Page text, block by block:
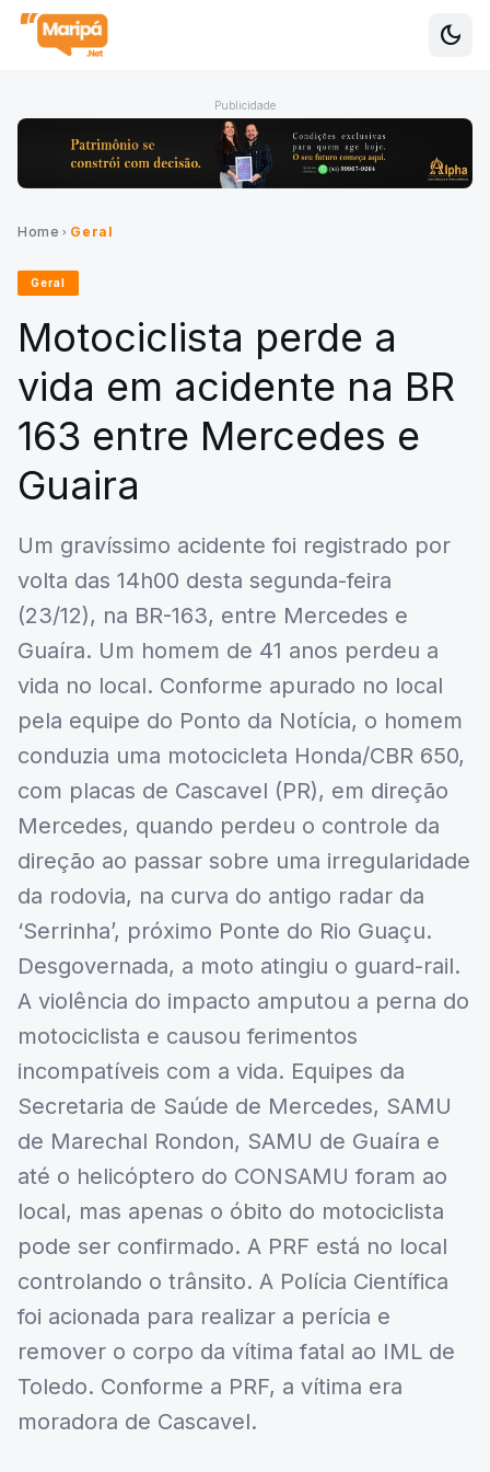
dark_mode
Publicidade
Home chevron_right Geral
Geral
Motociclista perde a
vida em acidente na BR
163 entre Mercedes e
Guaira
Um gravíssimo acidente foi registrado por
volta das 14h00 desta segunda-feira
(23/12), na BR-163, entre Mercedes e
Guaíra. Um homem de 41 anos perdeu a
vida no local. Conforme apurado no local
pela equipe do Ponto da Notícia, o homem
conduzia uma motocicleta Honda/CBR 650,
com placas de Cascavel (PR), em direção
Mercedes, quando perdeu o controle da
direção ao passar sobre uma irregularidade
da rodovia, na curva do antigo radar da
‘Serrinha’, próximo Ponte do Rio Guaçu.
Desgovernada, a moto atingiu o guard-rail.
A violência do impacto amputou a perna do
motociclista e causou ferimentos
incompatíveis com a vida. Equipes da
Secretaria de Saúde de Mercedes, SAMU
de Marechal Rondon, SAMU de Guaíra e
até o helicóptero do CONSAMU foram ao
local, mas apenas o óbito do motociclista
pode ser confirmado. A PRF está no local
controlando o trânsito. A Polícia Científica
foi acionada para realizar a perícia e
remover o corpo da vítima fatal ao IML de
Toledo. Conforme a PRF, a vítima era
moradora de Cascavel.